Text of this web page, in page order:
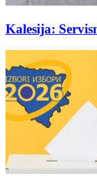
Kalesija: